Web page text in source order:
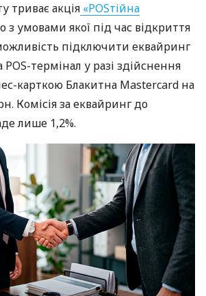
триває акція «POSтійна
з умовами якої під час відкриття
підключити еквайринг
POS-термінал у разі здійснення
карткою Блакитна Mastercard на
Комісія за еквайринг до
лише 1,2%.